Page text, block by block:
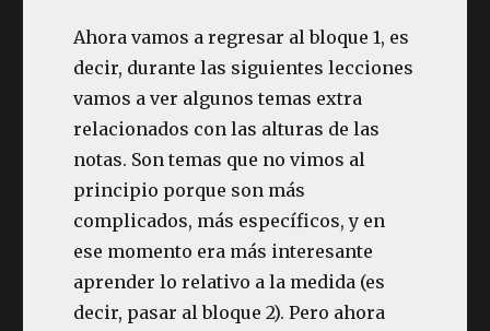
Ahora vamos a regresar al bloque 1, es
decir, durante las siguientes lecciones
vamos a ver algunos temas extra
relacionados con las alturas de las
notas. Son temas que no vimos al
principio porque son más
complicados, más específicos, y en
ese momento era más interesante
aprender lo relativo a la medida (es
decir, pasar al bloque 2). Pero ahora